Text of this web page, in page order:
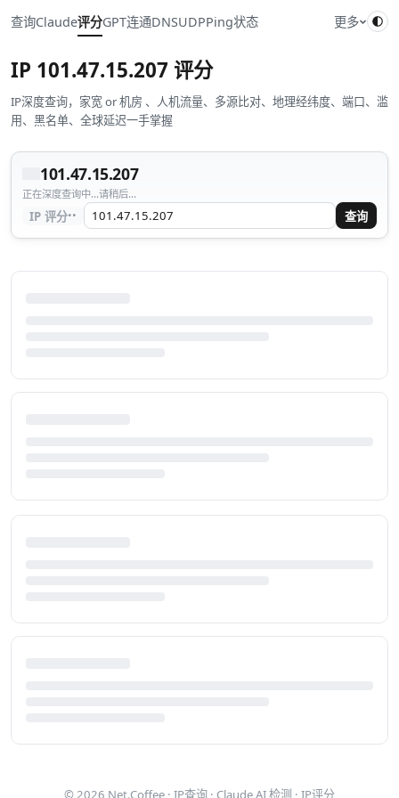
查询Claude评分GPT连通DNSUDPPing状态 更多
IP 101.47.15.207 评分
IP深度查询，家宽 or 机房 、人机流量、多源比对、地理经纬度、端口、滥
用、黑名单、全球延迟一手掌握
101.47.15.207
正在深度查询中...请稍后...
IP 评分·· 查询
© 2026 Net.Coffee · IP查询 · Claude AI 检测 · IP评分